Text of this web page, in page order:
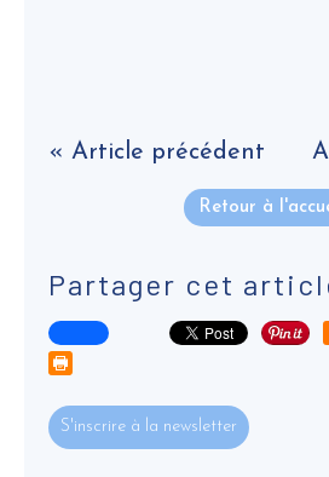
« Article précédent
Retour à
Partager cet
S'inscrire à la newsletter